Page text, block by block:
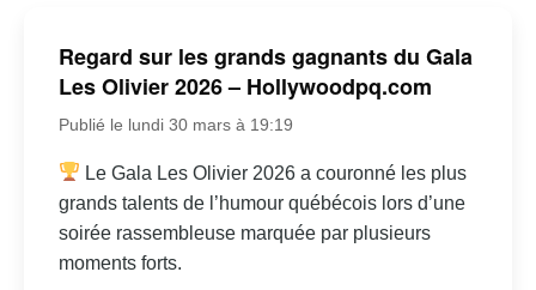
Regard sur les grands gagnants du Gala
Les Olivier 2026 – Hollywoodpq.com
Publié le lundi 30 mars à 19:19
Le Gala Les Olivier 2026 a couronné les plus
grands talents de l’humour québécois lors d’une
soirée rassembleuse marquée par plusieurs
moments forts.